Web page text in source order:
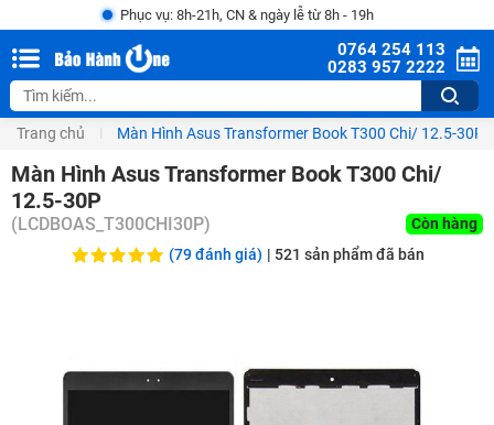
Phục vụ: 8h-21h, CN & ngày lễ từ 8h - 19h
0764 254 113
0283 957 2222
Trang chủ Màn Hình Asus Transformer Book T300 Chi/ 12.5-30P
Màn Hình Asus Transformer Book T300 Chi/
12.5-30P
(LCDBOAS_T300CHI30P)
Còn hàng
(79 đánh giá) | 521 sản phẩm đã bán